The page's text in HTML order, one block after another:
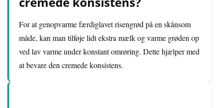
For at genopvarme færdiglavet risengrød på en skånsom
måde, kan man tilføje lidt ekstra mælk og varme grøden op
ved lav varme under konstant omrøring. Dette hjælper med
at bevare den cremede konsistens.